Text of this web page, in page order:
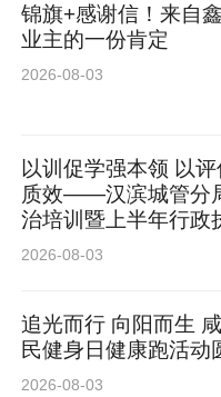
锦旗+感谢信！来自
业主的一份肯定
2026-08-03
以训促学强本领 以
质效——汉滨城管分
治培训暨上半年行政
评查工作
2026-08-03
追光而行 向阳而生 咸阳市全
民健身日健康跑活动
2026-08-03